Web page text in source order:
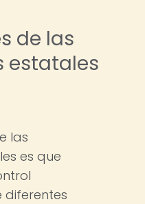
de las
estatales
las
es que